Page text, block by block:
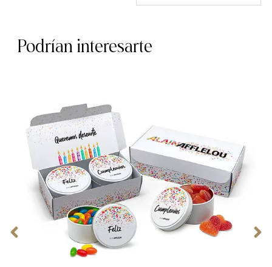
Podrían interesarte